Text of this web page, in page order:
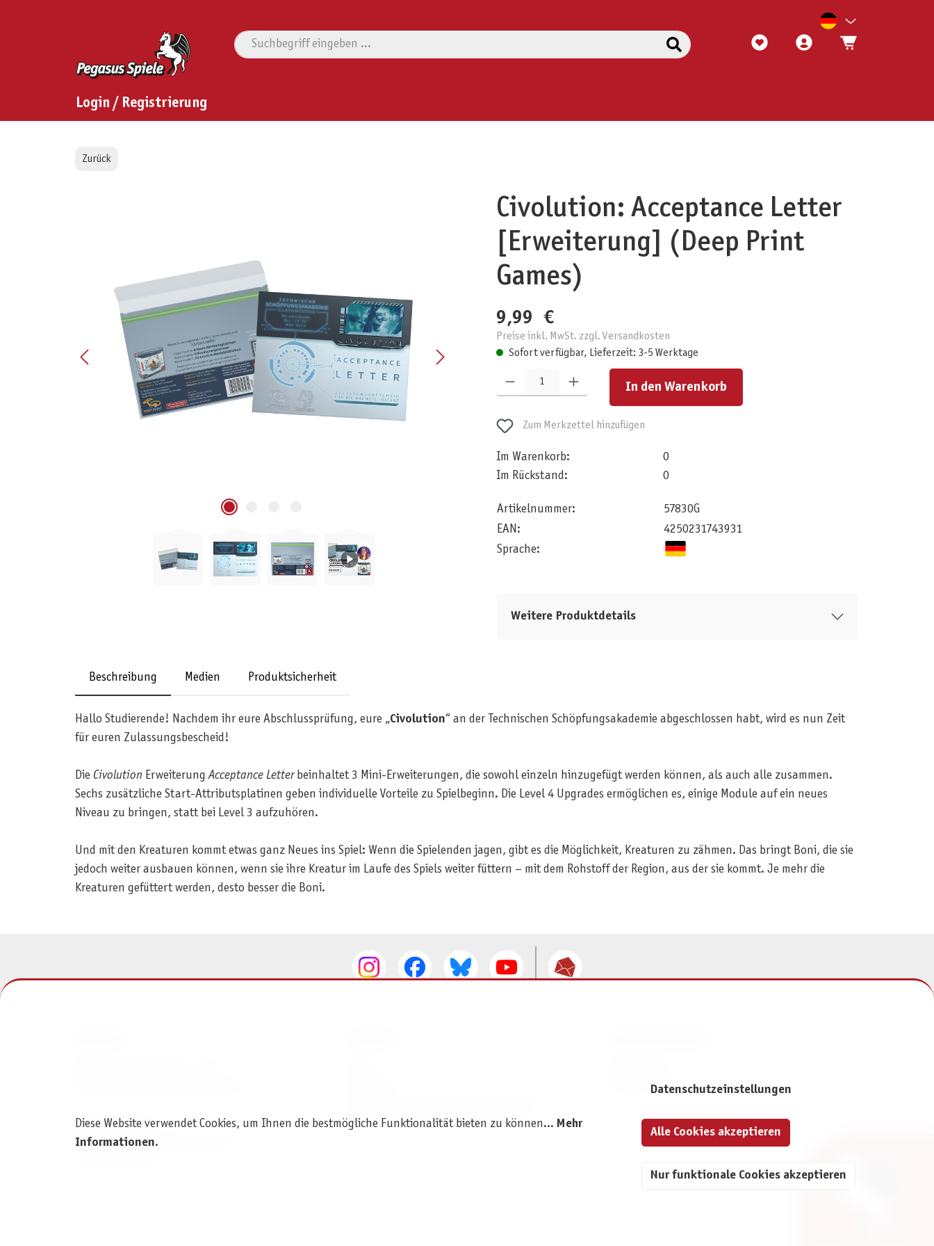
Login / Registrierung
Zurück
Civolution: Acceptance Letter
[Erweiterung] (Deep Print
Games)
9,99 €
Preise inkl. MwSt. zzgl. Versandkosten
Sofort verfügbar, Lieferzeit: 3-5 Werktage
Produkt Anzahl: Gib den gewünschten Wert ein oder benutze die Schaltflächen um die Anzahl zu erhöhen oder zu reduzieren.
In den Warenkorb
Zum Merkzettel hinzufügen
Im Warenkorb:
0
Im Rückstand:
0
Artikelnummer:
57830G
EAN:
4250231743931
Sprache:
Weitere Produktdetails
Beschreibung Medien Produktsicherheit
Hallo Studierende! Nachdem ihr eure Abschlussprüfung, eure „Civolution“ an der Technischen Schöpfungsakademie abgeschlossen habt, wird es nun Zeit
für euren Zulassungsbescheid!
Die Civolution ErweiterungAcceptance Letterbeinhaltet 3 Mini-Erweiterungen, die sowohl einzeln hinzugefügt werden können, als auch alle zusammen.
Sechs zusätzliche Start-Attributsplatinen geben individuelle Vorteile zu Spielbeginn. Die Level 4 Upgrades ermöglichen es, einige Module auf ein neues
Niveau zu bringen, statt bei Level 3 aufzuhören.
Und mit den Kreaturen kommt etwas ganz Neues ins Spiel: Wenn die Spielenden jagen, gibt es die Möglichkeit, Kreaturen zu zähmen. Das bringt Boni, die sie
jedoch weiter ausbauen können, wenn sie ihre Kreatur im Laufe des Spiels weiter füttern – mit dem Rohstoff der Region, aus der sie kommt. Je mehr die
Kreaturen gefüttert werden, desto besser die Boni.
Am Straßbach 3
61169 Friedberg (Deutschland)
Batterie- und Verpackungshinweise
Datenschutz
Diese Website verwendet Cookies, um Ihnen die bestmögliche Funktionalität bieten zu können... Mehr
Informationen.
Datenschutzeinstellungen
Nur funktionale Cookies akzeptieren
Alle Cookies akzeptieren